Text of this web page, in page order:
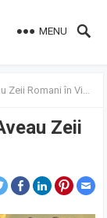
MENU
în Viața Antică
Zeii